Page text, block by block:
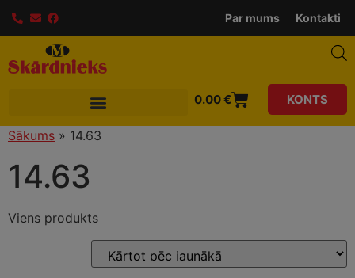
Par mums Kontakti
0.00€ KONTS
Sākums » 14.63
14.63
Viens produkts